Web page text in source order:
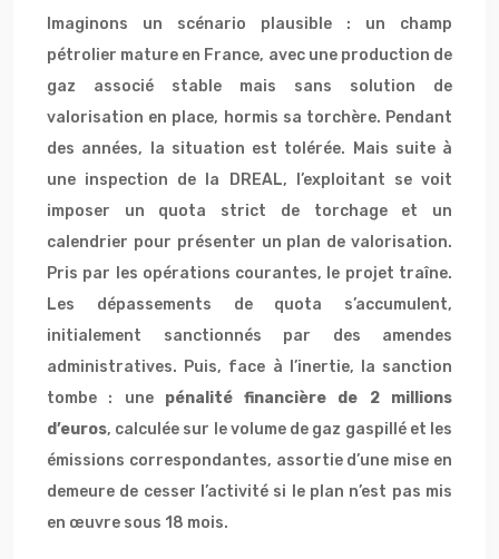
Imaginons un scénario plausible : un champ
pétrolier mature en France, avec une production de
gaz associé stable mais sans solution de
valorisation en place, hormis sa torchère. Pendant
des années, la situation est tolérée. Mais suite à
une inspection de la DREAL, l’exploitant se voit
imposer un quota strict de torchage et un
calendrier pour présenter un plan de valorisation.
Pris par les opérations courantes, le projet traîne.
Les dépassements de quota s’accumulent,
initialement sanctionnés par des amendes
administratives. Puis, face à l’inertie, la sanction
tombe : une pénalité financière de 2 millions
d’euros, calculée sur le volume de gaz gaspillé et les
émissions correspondantes, assortie d’une mise en
demeure de cesser l’activité si le plan n’est pas mis
en œuvre sous 18 mois.